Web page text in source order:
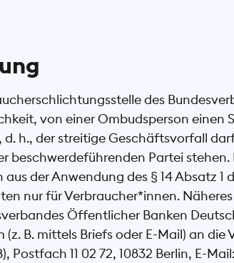
des
von einer Ombudsperson
d. h., der streitige Geschäftsvorfall
Partei
der Anwendung des § 14 Absatz 1
nur für Verbraucher*innen.
Öffentlicher Banken
B. mittels Briefs oder E-Mail) an
11 02 72, 10832 Berlin, E-Mail: